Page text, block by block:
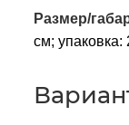
Размер/
см; упаковка: